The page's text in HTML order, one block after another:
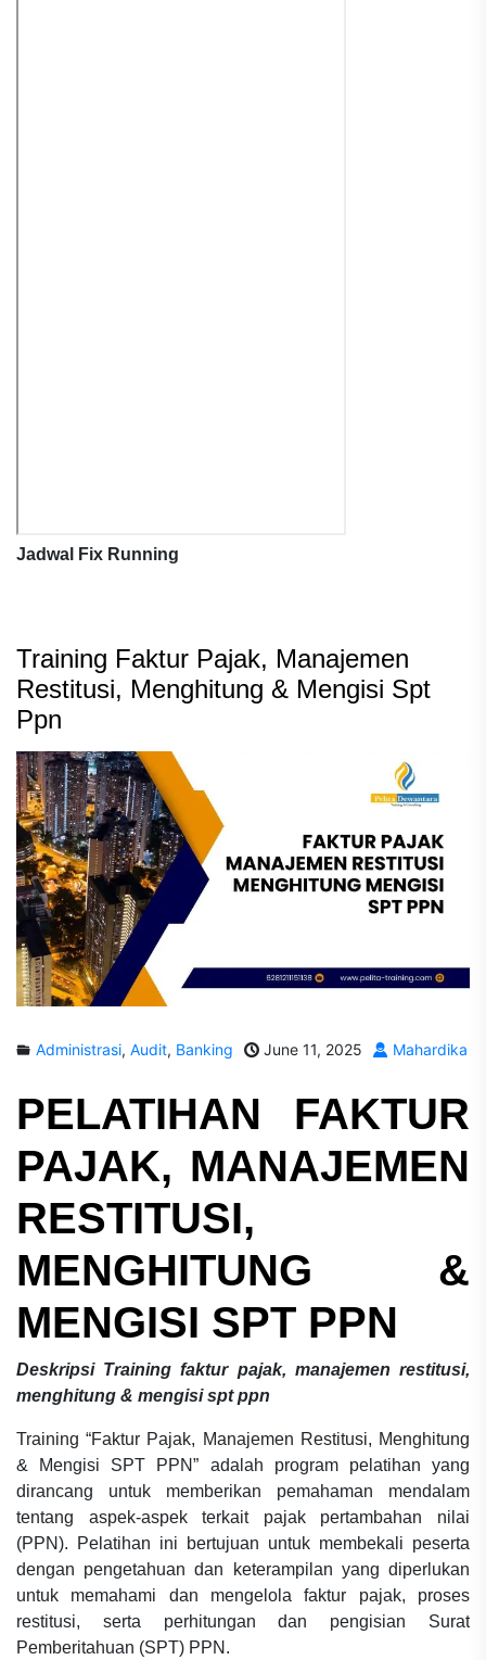
Jadwal Fix Running
Training Faktur Pajak, Manajemen
Restitusi, Menghitung & Mengisi Spt
Ppn
Administrasi, Audit, Banking June 11, 2025 Mahardika
PELATIHAN FAKTUR
PAJAK, MANAJEMEN
RESTITUSI,
MENGHITUNG &
MENGISI SPT PPN
Deskripsi Training faktur pajak, manajemen restitusi,
menghitung & mengisi spt ppn
Training “Faktur Pajak, Manajemen Restitusi, Menghitung
& Mengisi SPT PPN” adalah program pelatihan yang
dirancang untuk memberikan pemahaman mendalam
tentang aspek-aspek terkait pajak pertambahan nilai
(PPN). Pelatihan ini bertujuan untuk membekali peserta
dengan pengetahuan dan keterampilan yang diperlukan
untuk memahami dan mengelola faktur pajak, proses
restitusi, serta perhitungan dan pengisian Surat
Pemberitahuan (SPT) PPN.